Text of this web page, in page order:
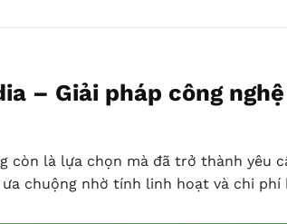
– Giải pháp công
còn là lựa chọn mà đã trở thành yêu
chuộng nhờ tính linh hoạt và chi phí